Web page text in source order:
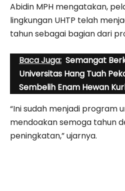
Abidin MPH mengatakan,
lingkungan UHTP telah
tahun sebagai bagian dari
Baca Juga: Semangat
Universitas Hang Tuah
Sembelih Enam Hewan
“Ini sudah menjadi program
mendoakan semoga tahun
peningkatan,” ujarnya.